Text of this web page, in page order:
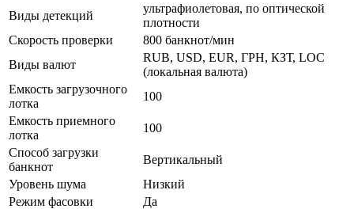
Виды детекций
ультрафиолетовая, по оптической
плотности
Скорость проверки
800 банкнот/мин
Виды валют
RUB, USD, EUR, ГРН, КЗТ, LOC
(локальная валюта)
Емкость загрузочного
лотка
100
Емкость приемного
лотка
100
Способ загрузки
банкнот
Вертикальный
Уровень шума
Низкий
Режим фасовки
Да